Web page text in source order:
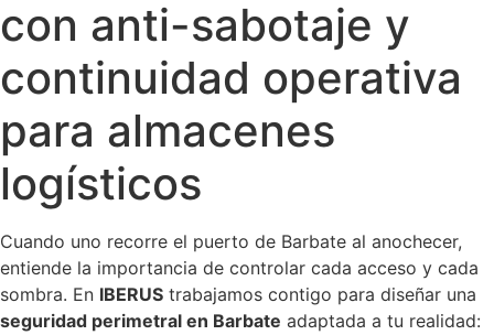
con anti-sabotaje y
continuidad operativa
para almacenes
logísticos
Cuando uno recorre el puerto de Barbate al anochecer,
entiende la importancia de controlar cada acceso y cada
sombra. En IBERUS trabajamos contigo para diseñar una
seguridad perimetral en Barbate adaptada a tu realidad: